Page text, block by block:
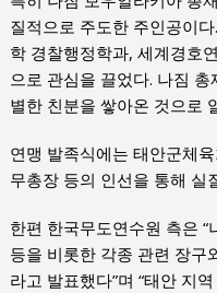
질적으로 주도한 주인공이
학 경찰행정학과, 세계경호
으로 관심을 끌었다. 나짐
별한 친분을 쌓아온 것으로
연맹 발족식에는 태안군체
무총장 등의 인선을 통해 실
한편 한국무도연수원 측은
등을 비롯한 각종 관련 장구
라고 발표했다”며 “태안 지